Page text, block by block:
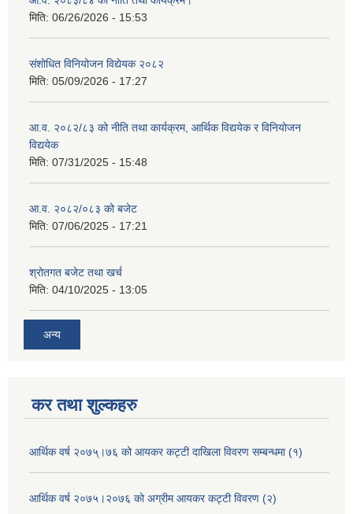
मिति: 06/26/2026 - 15:53
संशोधित विनियोजन विद्येयक २०८२
मिति: 05/09/2026 - 17:27
आ.व. २०८२/८३ को नीति तथा कार्यक्रम, आर्थिक विद्ययेक र विनियोजन
विद्ययेक
मिति: 07/31/2025 - 15:48
आ.व. २०८२/०८३ को बजेट
मिति: 07/06/2025 - 17:21
श्रोतगत बजेट तथा खर्च
मिति: 04/10/2025 - 13:05
अन्य
कर तथा शुल्कहरु
आर्थिक वर्ष २०७५्।७६ को आयकर कट्टी दाखिला विवरण सम्बन्धमा (१)
आर्थिक वर्ष २०७५।२०७६ को अग्रीम आयकर कट्टी विवरण (२)